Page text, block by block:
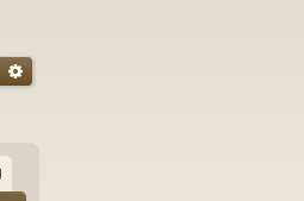
ПоискРасширенный поиск